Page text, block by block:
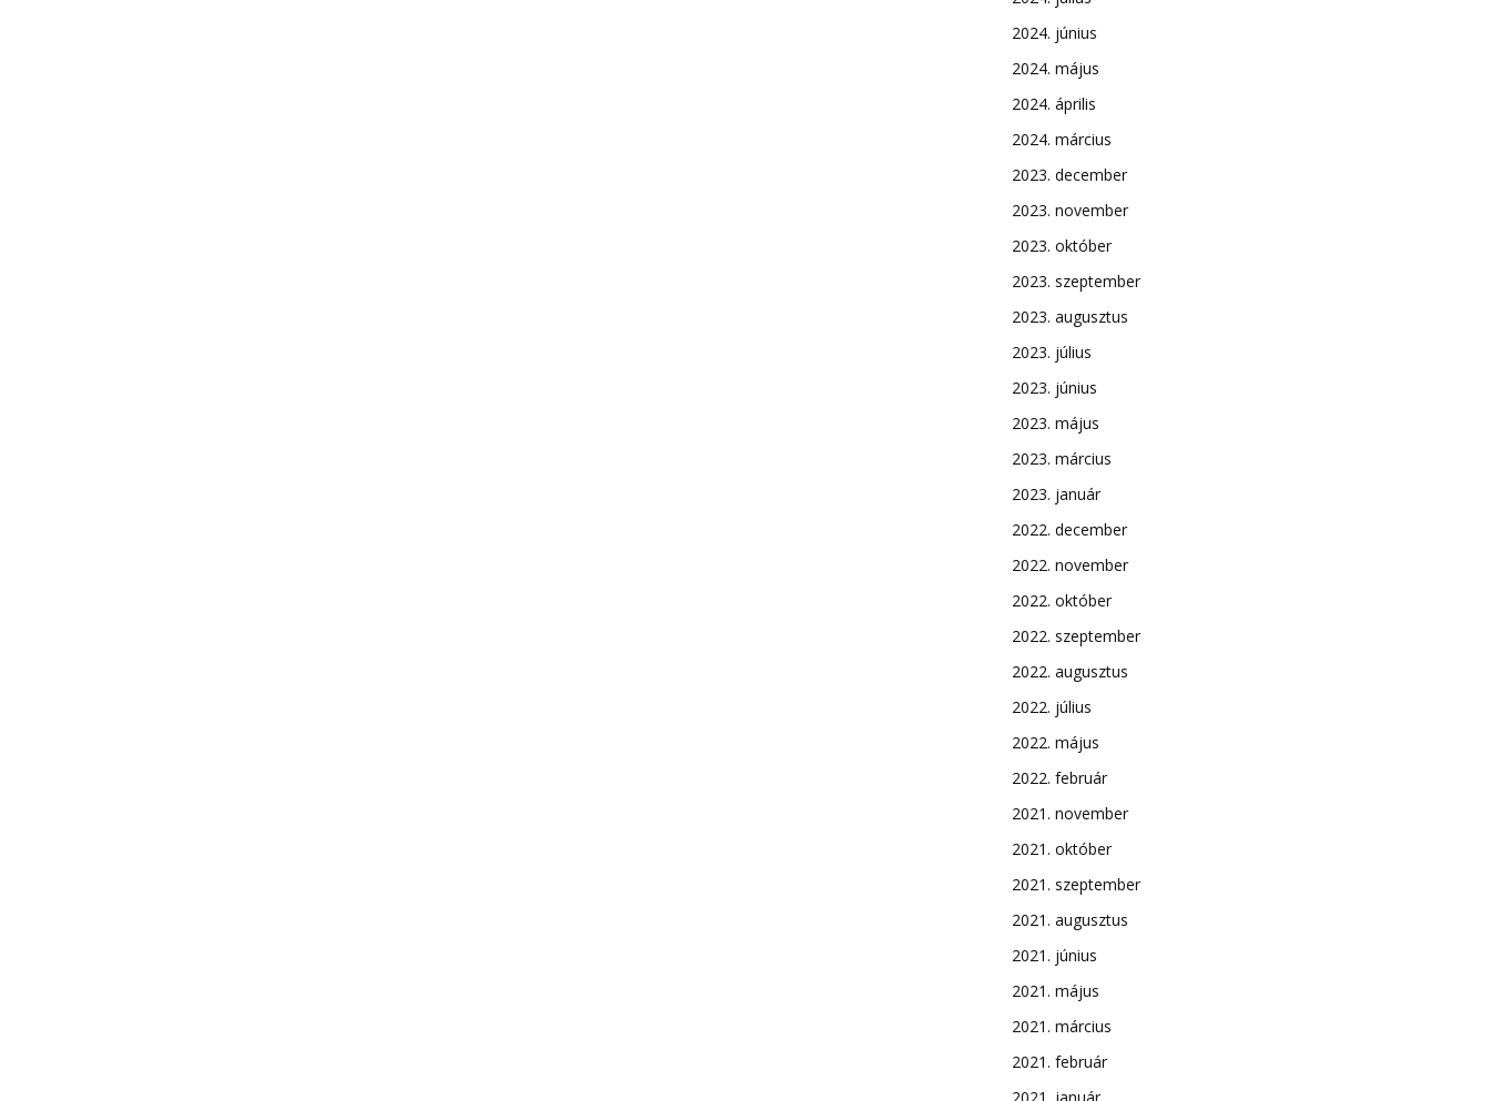
2024. június
2024. május
2024. április
2024. március
2023. december
2023. november
2023. október
2023. szeptember
2023. augusztus
2023. július
2023. június
2023. május
2023. március
2023. január
2022. december
2022. november
2022. október
2022. szeptember
2022. augusztus
2022. július
2022. május
2022. február
2021. november
2021. október
2021. szeptember
2021. augusztus
2021. június
2021. május
2021. március
2021. február